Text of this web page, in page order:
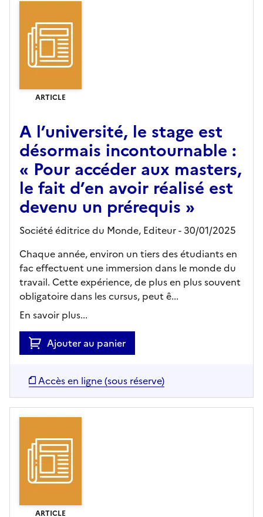
ARTICLE
A l’université, le stage est
désormais incontournable :
« Pour accéder aux masters,
le fait d’en avoir réalisé est
devenu un prérequis »
Société éditrice du Monde, Editeur- 30/01/2025
Chaque année, environ un tiers des étudiants en
fac effectuent une immersion dans le monde du
travail. Cette expérience, de plus en plus souvent
obligatoire dans les cursus, peut ê...
En savoir plus...
Ajouter au panier
Accès en ligne (sous réserve)
ARTICLE